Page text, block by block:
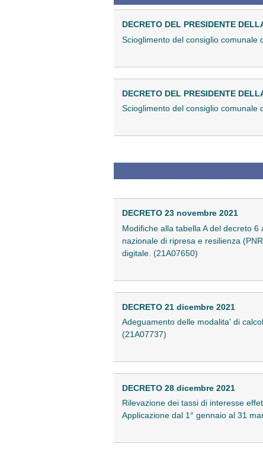
DECRETO DEL PRESIDENTE
Scioglimento del consiglio comunale
DECRETO DEL PRESIDENTE
Scioglimento del consiglio comunale
DECRETO 23 novembre 2021
Modifiche alla tabella A del decreto
nazionale di ripresa e resilienza
digitale. (21A07650)
DECRETO 21 dicembre 2021
Adeguamento delle modalita' di
(21A07737)
DECRETO 28 dicembre 2021
Rilevazione dei tassi di interesse
Applicazione dal 1° gennaio al 31